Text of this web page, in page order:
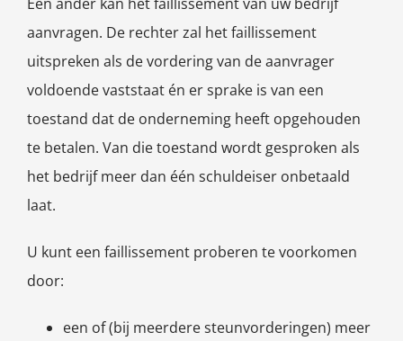
aanvragen. De rechter zal het faillissement
uitspreken als de vordering van de aanvrager
voldoende vaststaat én er sprake is van een
toestand dat de onderneming heeft opgehouden
te betalen. Van die toestand wordt gesproken als
het bedrijf meer dan één schuldeiser onbetaald
laat.
U kunt een faillissement proberen te voorkomen
door:
een of (bij meerdere steunvorderingen) meer